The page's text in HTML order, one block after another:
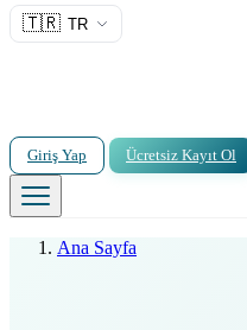
🇹🇷 TR
Giriş Yap Ücretsiz Kayıt Ol
Ana Sayfa